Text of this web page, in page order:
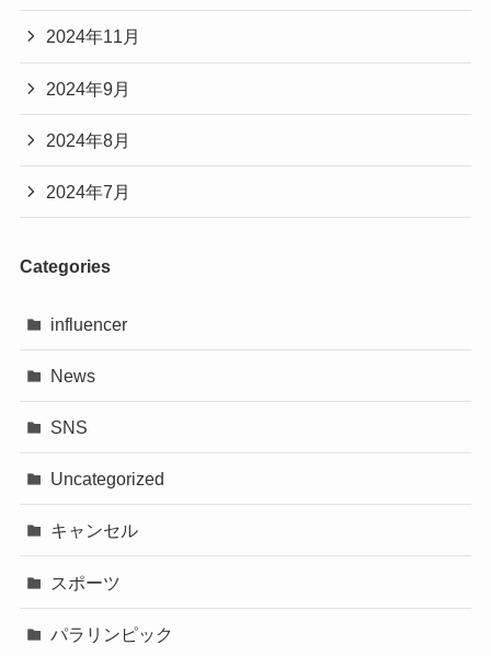
2024年11月
2024年9月
2024年8月
2024年7月
Categories
influencer
News
SNS
Uncategorized
キャンセル
スポーツ
パラリンピック